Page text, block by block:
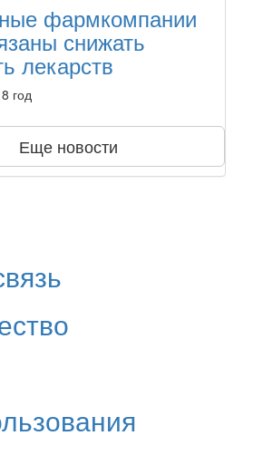
фармкомпании
снижать
лекарств
год
Еще новости